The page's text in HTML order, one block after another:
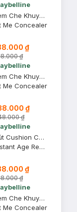
Kem Che Khuyết Điểm Maybelline Mịn Lì 10 Light 6.8ml
Me Concealer
₫
₫
Kem Che Khuyết Điểm Maybelline Mịn Lì 15 Fair 6.8ml
Me Concealer
₫
₫
Bút Cushion Che Khuyết Điểm Maybelline 110 Fair 6ml
Instant Age Rewind Eraser Dark Circles Treatment Concealer
₫
₫
Kem Che Khuyết Điểm Maybelline Mịn Lì 25 Medium 6.8ml
Me Concealer